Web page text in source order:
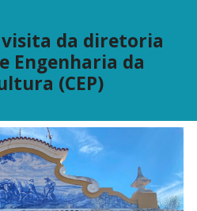
visita da diretoria
Engenharia da
(CEP)